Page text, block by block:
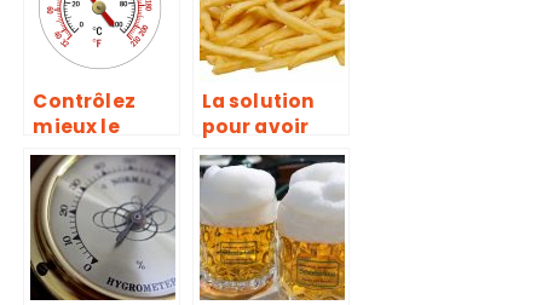
Contrôlez
mieux le
chauffage de
votre
domicile!
La solution
pour avoir
des frites en
quantité
rapidement